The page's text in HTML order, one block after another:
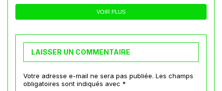
VOIR PLUS
LAISSER UN COMMENTAIRE
Votre adresse e-mail ne sera pas publiée. Les champs
obligatoires sont indiqués avec *